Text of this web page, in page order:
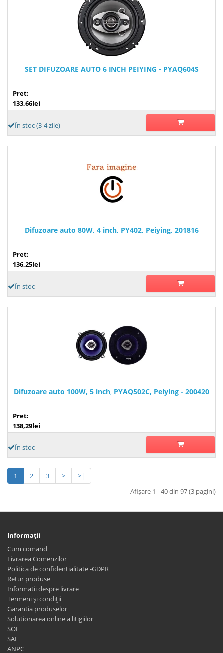
SET DIFUZOARE AUTO 6 INCH PEIYING - PYAQ604S
Pret:
133,66lei
În stoc (3-4 zile)
Difuzoare auto 80W, 4 inch, PY402, Peiying, 201816
Pret:
136,25lei
În stoc
Difuzoare auto 100W, 5 inch, PYAQ502C, Peiying - 200420
Pret:
138,29lei
În stoc
1 2 3 >
>|
Afişare 1 - 40 din 97 (3 pagini)
Informaţii
Cum comand
Livrarea Comenzilor
Politica de confidentialitate -GDPR
Retur produse
Informatii despre livrare
Termeni și condiții
Garantia produselor
Solutionarea online a litigiilor
SOL
SAL
ANPC